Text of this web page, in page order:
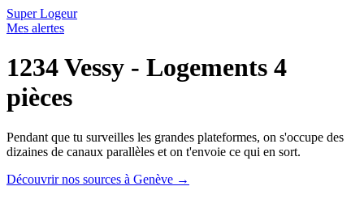
Super Logeur
Mes alertes
1234 Vessy - Logements 4
pièces
Pendant que tu surveilles les grandes plateformes, on s'occupe des
dizaines de canaux parallèles et on t'envoie ce qui en sort.
Découvrir nos sources à Genève →